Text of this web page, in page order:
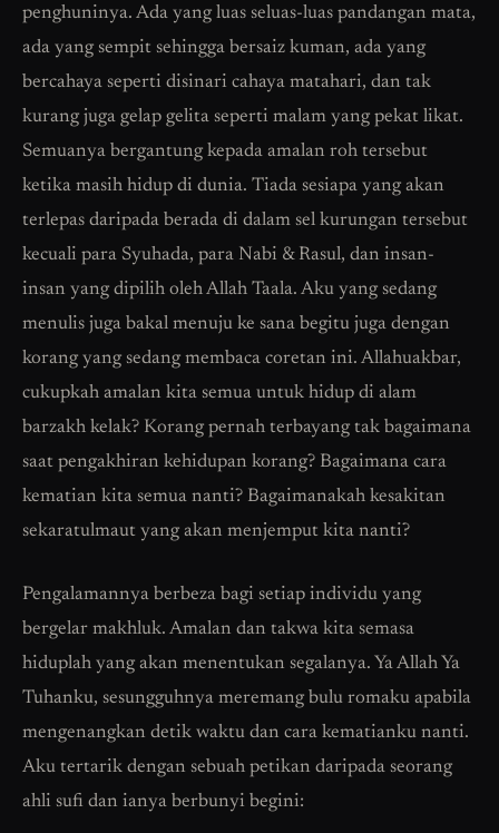
penghuninya. Ada yang luas seluas-luas pandangan mata,
ada yang sempit sehingga bersaiz kuman, ada yang
bercahaya seperti disinari cahaya matahari, dan tak
kurang juga gelap gelita seperti malam yang pekat likat.
Semuanya bergantung kepada amalan roh tersebut
ketika masih hidup di dunia. Tiada sesiapa yang akan
terlepas daripada berada di dalam sel kurungan tersebut
kecuali para Syuhada, para Nabi & Rasul, dan insan-
insan yang dipilih oleh Allah Taala. Aku yang sedang
menulis juga bakal menuju ke sana begitu juga dengan
korang yang sedang membaca coretan ini. Allahuakbar,
cukupkah amalan kita semua untuk hidup di alam
barzakh kelak? Korang pernah terbayang tak bagaimana
saat pengakhiran kehidupan korang? Bagaimana cara
kematian kita semua nanti? Bagaimanakah kesakitan
sekaratulmaut yang akan menjemput kita nanti?
Pengalamannya berbeza bagi setiap individu yang
bergelar makhluk. Amalan dan takwa kita semasa
hiduplah yang akan menentukan segalanya. Ya Allah Ya
Tuhanku, sesungguhnya meremang bulu romaku apabila
mengenangkan detik waktu dan cara kematianku nanti.
Aku tertarik dengan sebuah petikan daripada seorang
ahli sufi dan ianya berbunyi begini: